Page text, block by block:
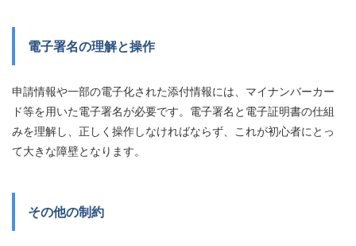
電子署名の理解と操作
申請情報や一部の電子化された添付情報には、マイナンバーカー
ド等を用いた電子署名が必要です。電子署名と電子証明書の仕組
みを理解し、正しく操作しなければならず、これが初心者にとっ
て大きな障壁となります。
その他の制約